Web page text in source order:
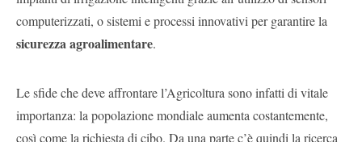
computerizzati, o sistemi e processi innovativi per garantire la
sicurezza agroalimentare.
Le sfide che deve affrontare l’Agricoltura sono infatti di vitale
importanza: la popolazione mondiale aumenta costantemente,
così come la richiesta di cibo. Da una parte c’è quindi la ricerca